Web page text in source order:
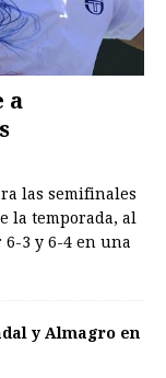
a
las semifinales
la temporada, al
3 y 6-4 en una
y Almagro en